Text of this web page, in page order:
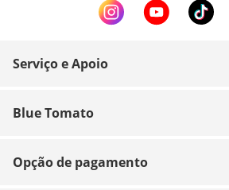
Serviço e Apoio
Pagamento
Blue Tomato
Opção de pagamento